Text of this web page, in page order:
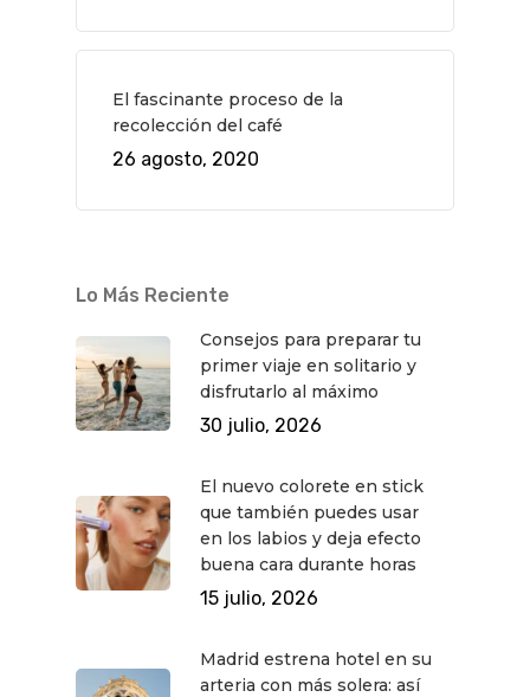
El fascinante proceso de la
recolección del café
26 agosto, 2020
Lo Más Reciente
Consejos para preparar tu
primer viaje en solitario y
disfrutarlo al máximo
30 julio, 2026
El nuevo colorete en stick
que también puedes usar
en los labios y deja efecto
buena cara durante horas
15 julio, 2026
Madrid estrena hotel en su
arteria con más solera: así